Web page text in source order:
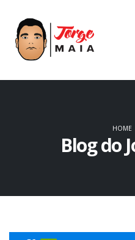
Blog do
HOME